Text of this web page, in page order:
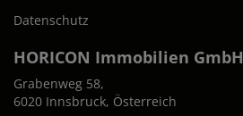
Datenschutz
HORICON Immobilien GmbH
Grabenweg 58,
6020 Innsbruck, Österreich